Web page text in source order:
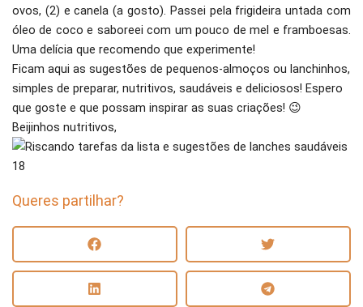
ovos, (2) e canela (a gosto). Passei pela frigideira untada com
óleo de coco e saboreei com um pouco de mel e framboesas.
Uma delícia que recomendo que experimente!
Ficam aqui as sugestões de pequenos-almoços ou lanchinhos,
simples de preparar, nutritivos, saudáveis e deliciosos! Espero
que goste e que possam inspirar as suas criações! 😉
Beijinhos nutritivos,
Queres partilhar?